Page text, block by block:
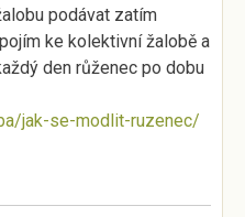
podávat zatím
ke kolektivní žalobě a
den růženec po dobu
jak-se-modlit-ruzenec/